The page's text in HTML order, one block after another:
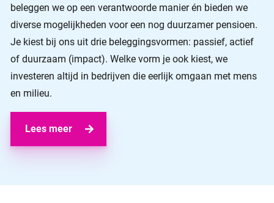
beleggen we op een verantwoorde manier én bieden we
diverse mogelijkheden voor een nog duurzamer pensioen.
Je kiest bij ons uit drie beleggingsvormen: passief, actief
of duurzaam (impact). Welke vorm je ook kiest, we
investeren altijd in bedrijven die eerlijk omgaan met mens
en milieu.
Lees meer